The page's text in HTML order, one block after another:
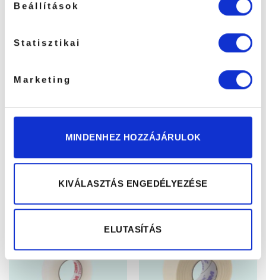
Beállítások
Statisztikai
Marketing
MINDENHEZ HOZZÁJÁRULOK
KIVÁLASZTÁS ENGEDÉLYEZÉSE
ELUTASÍTÁS
ÉRÉTKELÉSE UTÁN EGY
Kapcsolódó termékek